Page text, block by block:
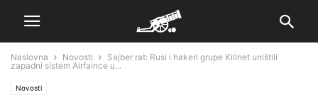
Naslovna Novosti
Sajber rat: Rusi i hakeri grupe Killnet uništili
zapadni sistem Airfaince u...
Novosti